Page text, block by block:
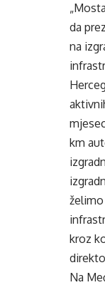
da
na
km
kroz
Na